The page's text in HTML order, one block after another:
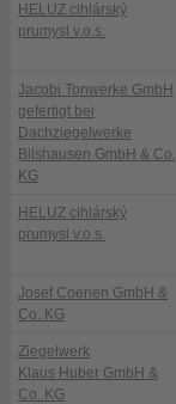
HELUZ cihlárský
prumysl v.o.s.
Jacobi Tonwerke GmbH
gefertigt bei
Dachziegelwerke
Bilshausen GmbH & Co.
KG
HELUZ cihlárský
prumysl v.o.s.
Josef Coenen GmbH &
Co. KG
Ziegelwerk
Klaus Huber GmbH &
Co. KG